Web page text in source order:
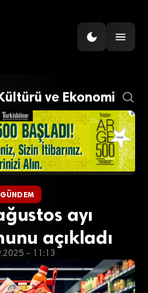
ve Ekonomi
GÜNDEM
ayı
açıkladı
- 11:13